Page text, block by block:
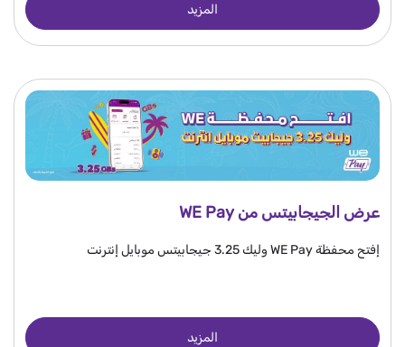
المزيد
عرض الجيجابيتس من WE Pay
إفتح محفظة WE Pay وليك 3.25 جيجابيتس موبايل إنترنت
المزيد